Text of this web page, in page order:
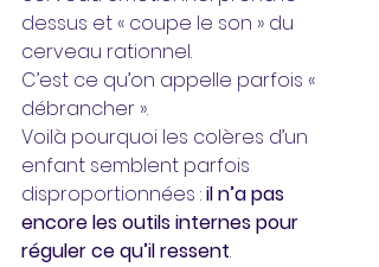
dessus et « coupe le son » du
cerveau rationnel.
C’est ce qu’on appelle parfois «
débrancher ».
Voilà pourquoi les colères d’un
enfant semblent parfois
disproportionnées : il n’a pas
encore les outils internes pour
réguler ce qu’il ressent.